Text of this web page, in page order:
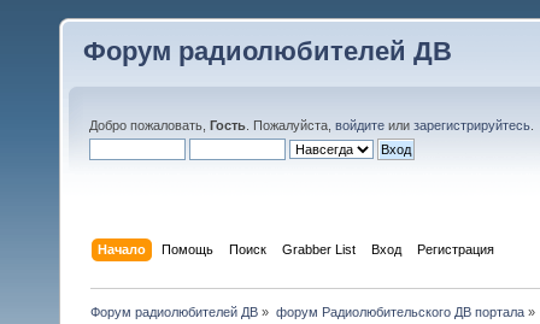
Форум радиолюбителей ДВ
Добро пожаловать, Гость . Пожалуйста, войдите или зарегистрируйтесь
Начало Помощь Поиск Grabber List Вход Регистрация
Форум радиолюбителей ДВ » форум Радиолюбительского ДВ портала»